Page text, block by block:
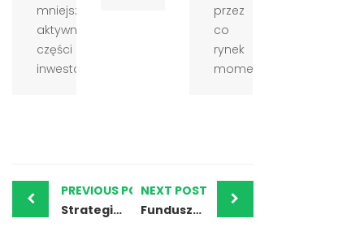
mniejsza
aktywność
części
inwestor...
przez
co
rynek
momentam...
PREVIOUS POST
Strategie inwestycyjne – Scalping
NEXT POST
Fundusze inwestycyjne – inne kryterium rodzaju